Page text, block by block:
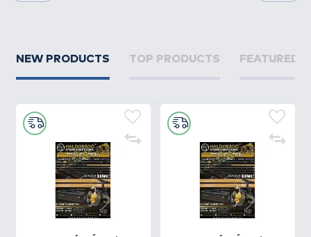
NEW PRODUCTS TOP PRODUCTS FEATURED